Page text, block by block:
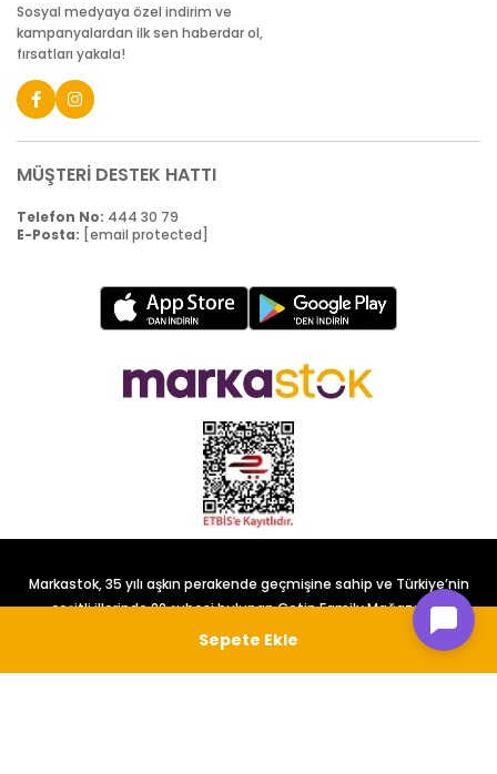
Sosyal medyaya özel indirim ve
kampanyalardan ilk sen haberdar ol,
fırsatları yakala!
MÜŞTERİ DESTEK HATTI
Telefon No: 444 30 79
E-Posta: [email protected]
Markastok, 35 yılı aşkın perakende geçmişine sahip ve Türkiye’nin
çeşitli illerinde 22 şubesi bulunan Çetin Family Mağazacılık
tarafından kurulmuştur.